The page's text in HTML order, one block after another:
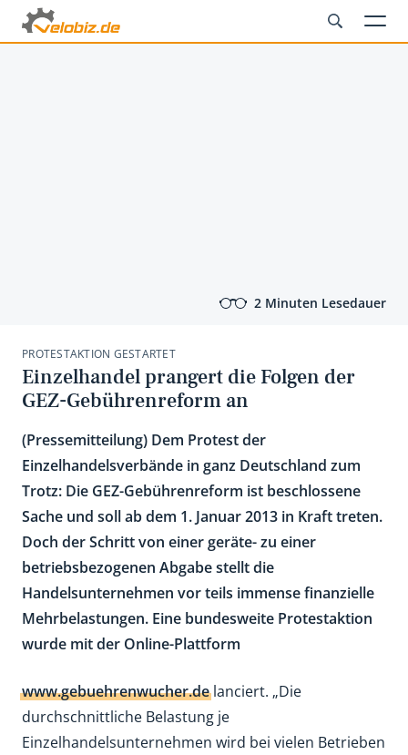
2 Minuten Lesedauer
PROTESTAKTION GESTARTET
Einzelhandel prangert die Folgen der
GEZ-Gebührenreform an
(Pressemitteilung) Dem Protest der
Einzelhandelsverbände in ganz Deutschland zum
Trotz: Die GEZ-Gebührenreform ist beschlossene
Sache und soll ab dem 1. Januar 2013 in Kraft treten.
Doch der Schritt von einer geräte- zu einer
betriebsbezogenen Abgabe stellt die
Handelsunternehmen vor teils immense finanzielle
Mehrbelastungen. Eine bundesweite Protestaktion
wurde mit der Online-Plattform
www.gebuehrenwucher.delanciert. „Die
durchschnittliche Belastung je
Einzelhandelsunternehmen wird bei vielen Betrieben